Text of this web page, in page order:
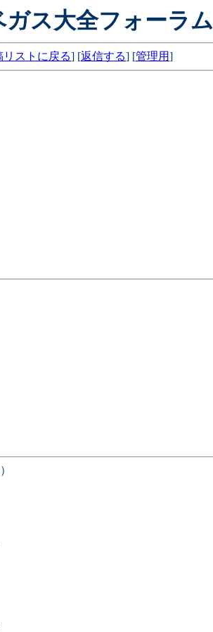
ガス大全フォーラム
リストに戻る] [返信する] [管理用]